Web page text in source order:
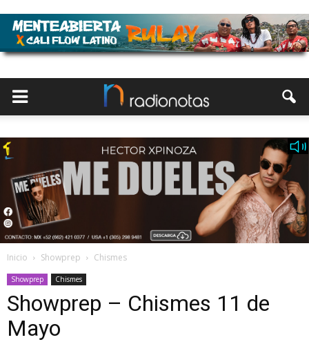
Inicio Showprep Chismes
Showprep Chismes
Showprep – Chismes 11 de
Mayo